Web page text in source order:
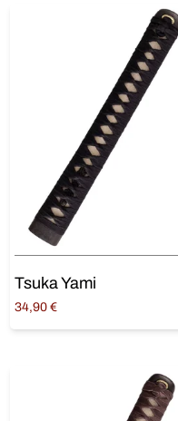
Tsuka Yami
34,90 €
Ajouter au panier